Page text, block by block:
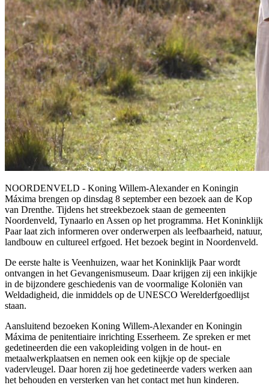
NOORDENVELD - Koning Willem-Alexander en Koningin
Máxima brengen op dinsdag 8 september een bezoek aan de Kop
van Drenthe. Tijdens het streekbezoek staan de gemeenten
Noordenveld, Tynaarlo en Assen op het programma. Het Koninklijk
Paar laat zich informeren over onderwerpen als leefbaarheid, natuur,
landbouw en cultureel erfgoed. Het bezoek begint in Noordenveld.
De eerste halte is Veenhuizen, waar het Koninklijk Paar wordt
ontvangen in het Gevangenismuseum. Daar krijgen zij een inkijkje
in de bijzondere geschiedenis van de voormalige Koloniën van
Weldadigheid, die inmiddels op de UNESCO Werelderfgoedlijst
staan.
Aansluitend bezoeken Koning Willem-Alexander en Koningin
Máxima de penitentiaire inrichting Esserheem. Ze spreken er met
gedetineerden die een vakopleiding volgen in de hout- en
metaalwerkplaatsen en nemen ook een kijkje op de speciale
vadervleugel. Daar horen zij hoe gedetineerde vaders werken aan
het behouden en versterken van het contact met hun kinderen.